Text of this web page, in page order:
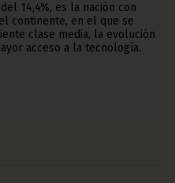
14,4%, es la nación con
continente, en el que se
clase media, la evolución
acceso a la tecnología.